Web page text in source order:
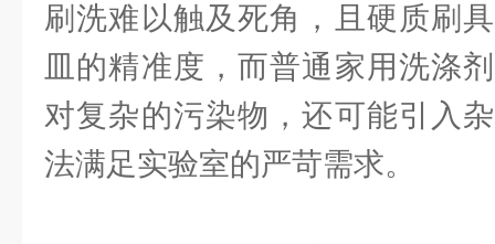
刷洗难以触及死角，且硬质刷
皿的精准度，而普通家用洗涤
对复杂的污染物，还可能引入
法满足实验室的严苛需求。